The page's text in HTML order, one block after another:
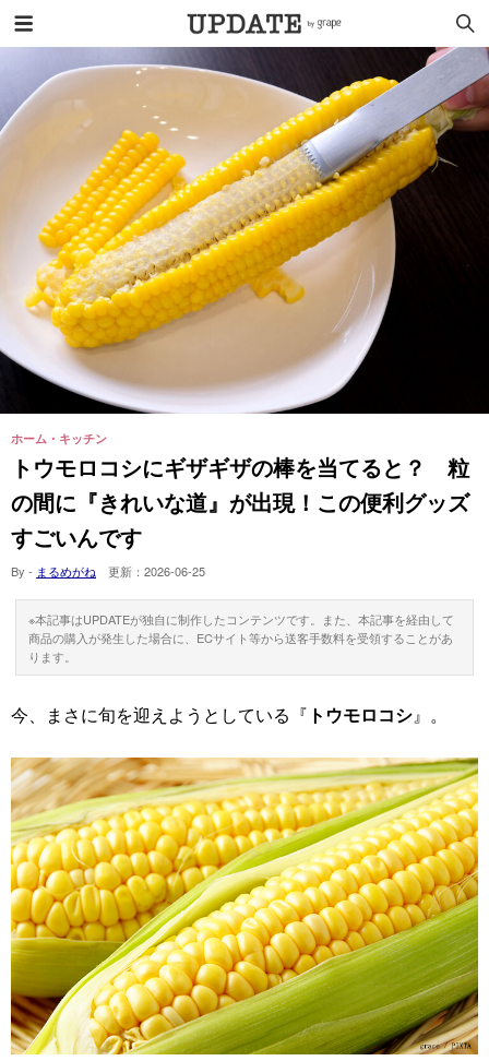
ホーム・キッチン
トウモロコシにギザギザの棒を当てると？ 粒
の間に『きれいな道』が出現！この便利グッズ
すごいんです
By - まるめがね 更新： 2026-06-25
※本記事はUPDATEが独自に制作したコンテンツです。また、本記事を経由して
商品の購入が発生した場合に、ECサイト等から送客手数料を受領することがあ
ります。
今、まさに旬を迎えようとしている『 トウモロコシ』。